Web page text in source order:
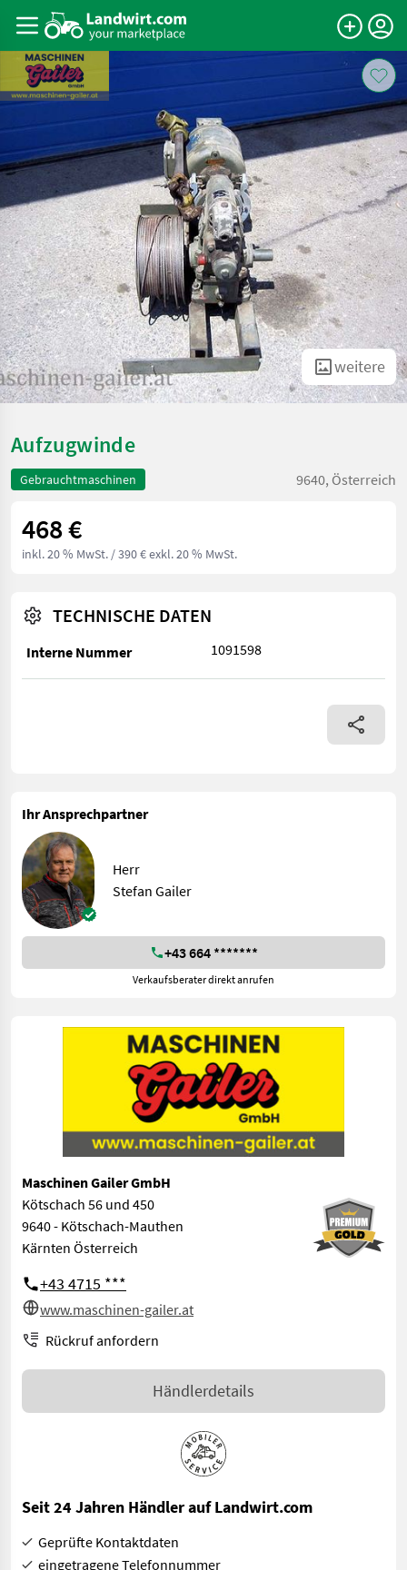
weitere
Aufzugwinde
Gebrauchtmaschinen 9640, Österreich
468 €
inkl. 20 % MwSt. / 390 € exkl. 20 % MwSt.
TECHNISCHE DATEN
Interne Nummer 1091598
Ihr Ansprechpartner
Herr
Stefan Gailer
+43 664 *******
Verkaufsberater direkt anrufen
Maschinen Gailer GmbH
Kötschach 56 und 450
9640 - Kötschach-Mauthen
Kärnten Österreich
+43 4715 ***
www.maschinen-gailer.at
Rückruf anfordern
Händlerdetails
Seit 24 Jahren Händler auf Landwirt.com
Geprüfte Kontaktdaten
eingetragene Telefonnummer